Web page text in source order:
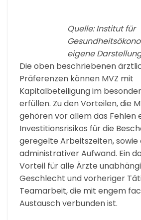
Quelle: Institut für
eigene
Die oben beschriebenen
Präferenzen können MVZ mit
Kapitalbeteiligung im
erfüllen. Zu den Vorteilen, die
gehören vor allem das Fehlen
Investitionsrisikos für die
geregelte Arbeitszeiten,
administrativer Aufwand. Ein
Vorteil für alle Ärzte
Geschlecht und vorheriger
Teamarbeit, die mit engem
Austausch verbunden ist.